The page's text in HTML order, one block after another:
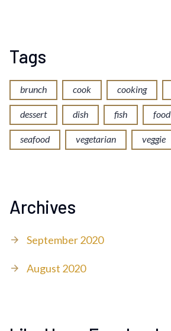
Tags
brunch cook cooking
dessert dish fish food
seafood vegetarian veggie
Archives
September 2020
August 2020